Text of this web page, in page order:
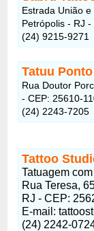
Estrada União
Petrópolis - RJ
(24) 9215-9271
Tatuu
Rua Doutor
- CEP: 25610-
(24) 2243-7205
Tattoo
Tatuagem
Rua Teresa,
RJ - CEP:
E-mail:
(24) 2242-